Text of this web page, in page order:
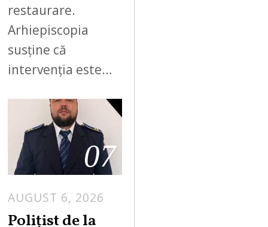
restaurare.
Arhiepiscopia
susține că
intervenția este…
07
AUGUST 6, 2026
Polițist de la